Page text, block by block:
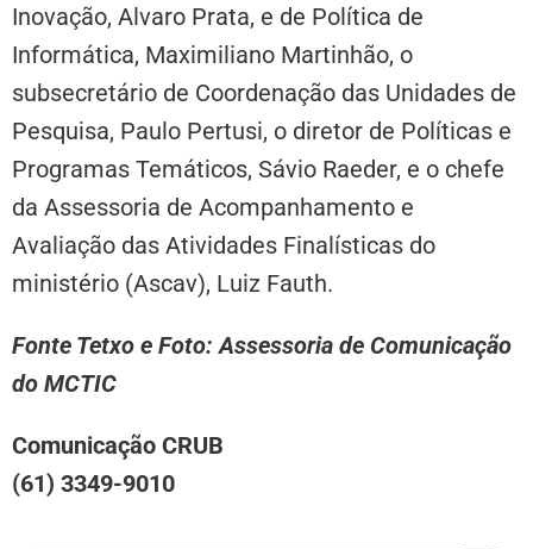
Inovação, Alvaro Prata, e de Política de
Informática, Maximiliano Martinhão, o
subsecretário de Coordenação das Unidades de
Pesquisa, Paulo Pertusi, o diretor de Políticas e
Programas Temáticos, Sávio Raeder, e o chefe
da Assessoria de Acompanhamento e
Avaliação das Atividades Finalísticas do
ministério (Ascav), Luiz Fauth.
Fonte Tetxo e Foto: Assessoria de Comunicação
do MCTIC
Comunicação CRUB
(61) 3349-9010